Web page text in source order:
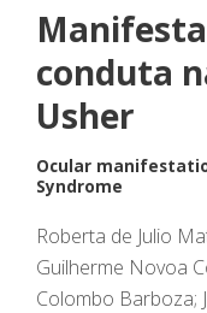
conduta
Usher
Ocular
Syndrome
Roberta de Julio
Guilherme Novoa
Colombo Barboza;